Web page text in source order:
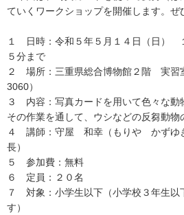
ていくワークショップを開催します。ぜ
１ 日時：令和５年５月１４日（日）
５分まで
２ 場所：三重県総合博物館２階 実習
3060）
３ 内容：写真カードを用いて色々な動
その作業を通して、ウシなどの反芻動物
４ 講師：守屋 和幸（もりや かずゆ
長）
５ 参加費：無料
６ 定員：２０名
７ 対象：小学生以下（小学校３年生以
す）